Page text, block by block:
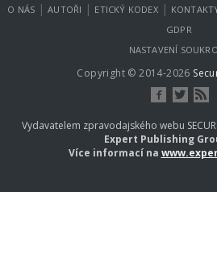
Copyright © 2014-2026
O NÁS | AUTOŘI | ETICKÝ KODEX |
GDPR
NASTAVENÍ
Vydavatelem zpravodajského webu
Expert Publishing
Více informací na